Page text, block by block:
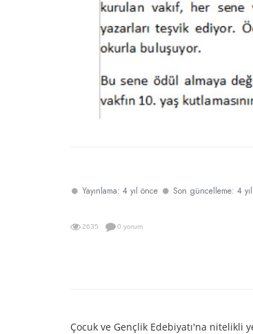
Yayınlama: 4 yıl önce Son güncelleme: 4
2635 0 yorum
Çocuk ve Gençlik Edebiyatı'na nitelikli